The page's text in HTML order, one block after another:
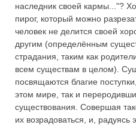
наследник своей кармы..."?
пирог, который можно
человек не делится своей
другим (определённым
страдания, таким как
всем существам в целом).
посвящаются благие
этом мире, так и
существования. Совершая
их возрадоваться, и,